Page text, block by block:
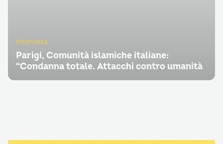
Intervista
Parigi, Comunità islamiche italiane:
“Condanna totale. Attacchi contro umanità